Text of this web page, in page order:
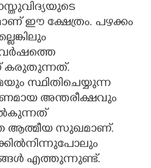
ഈ ക്ഷേത്രം. പഴക്കം
വർഷത്തെ
കരുതുന്നത്.
സ്ഥിതിചെയ്യുന്ന
അന്തരീക്ഷവും
ആത്മീയ സുഖമാണ്.
എത്തുന്നുണ്ട്.